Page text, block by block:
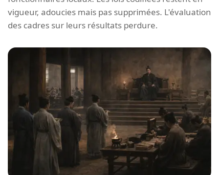
vigueur, adoucies mais pas supprimées. L'évaluation
des cadres sur leurs résultats perdure.